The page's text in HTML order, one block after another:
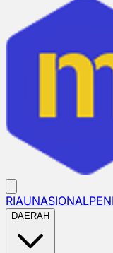
RIAUNASIONAL
DAERAH